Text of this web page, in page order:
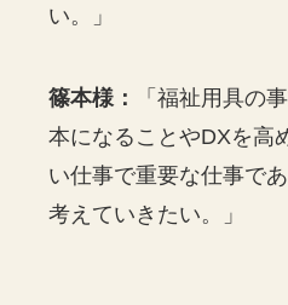
い。」
篠本様：
「福祉用具の
本になることやDXを高
い仕事で重要な仕事で
考えていきたい。」